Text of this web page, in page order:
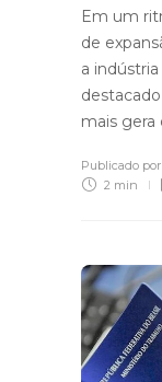
Em um
de
a
mais gera
Publicado por
2 min